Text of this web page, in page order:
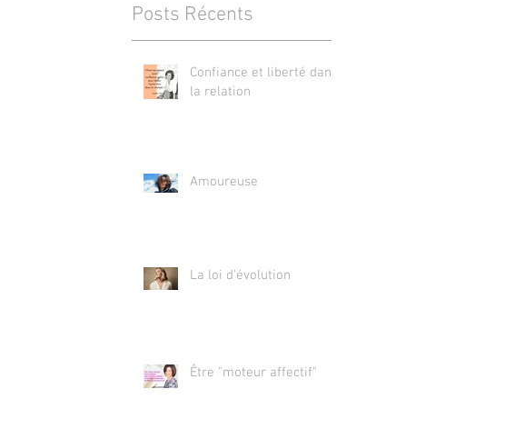
Posts Récents
Confiance et liberté dans
la relation
Amoureuse
La loi d'évolution
Être "moteur affectif"